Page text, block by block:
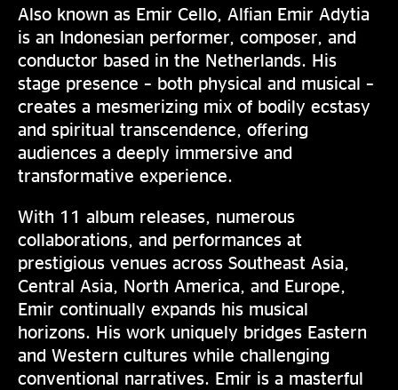
Also known as Emir Cello, Alfian Emir Adytia
is an Indonesian performer, composer, and
conductor based in the Netherlands. His
stage presence – both physical and musical –
creates a mesmerizing mix of bodily ecstasy
and spiritual transcendence, offering
audiences a deeply immersive and
transformative experience.
With 11 album releases, numerous
collaborations, and performances at
prestigious venues across Southeast Asia,
Central Asia, North America, and Europe,
Emir continually expands his musical
horizons. His work uniquely bridges Eastern
and Western cultures while challenging
conventional narratives. Emir is a masterful